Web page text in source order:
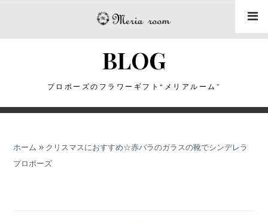
ス
BLOG
プロポーズのフラワーギフト“メリアルーム”
ホーム » クリスマスにおすすめ☆赤バラのガラスの靴でシンデレラ
プロポーズ